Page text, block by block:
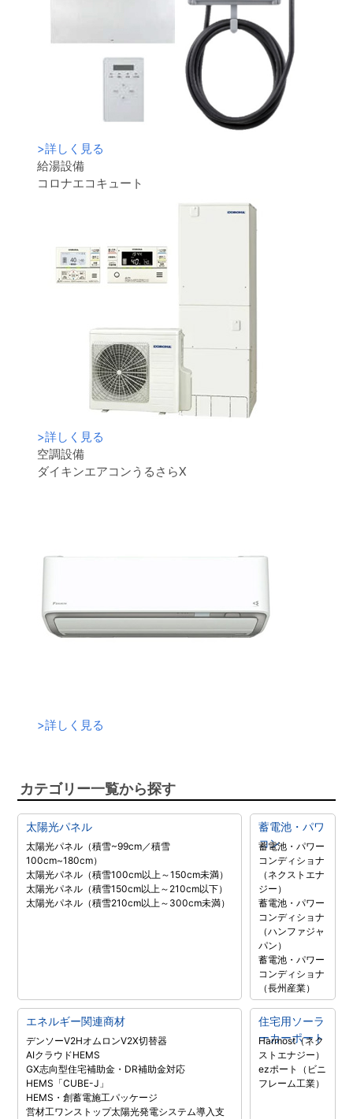
>詳しく見る
給湯設備
コロナエコキュート
>詳しく見る
空調設備
ダイキンエアコンうるさらX
>詳しく見る
カテゴリー一覧から探す
太陽光パネル
太陽光パネル（積雪~99cm／積雪
100cm~180cm）
太陽光パネル（積雪100cm以上～150cm未満）
太陽光パネル（積雪150cm以上～210cm以下）
太陽光パネル（積雪210cm以上～300cm未満）
蓄電池・パワ
コン
蓄電池・パワー
コンディショナ
（ネクストエナ
ジー）
蓄電池・パワー
コンディショナ
（ハンファジャ
パン）
蓄電池・パワー
コンディショナ
（長州産業）
エネルギー関連商材
デンソーV2HオムロンV2X切替器
AIクラウドHEMS
GX志向型住宅補助金・DR補助金対応
HEMS「CUBE-J」
HEMS・創蓄電施工パッケージ
営材工ワンストップ太陽光発電システム導入支
住宅用ソーラ
ーカーポート
Harmost（ネク
ストエナジー）
ezポート（ビニ
フレーム工業）